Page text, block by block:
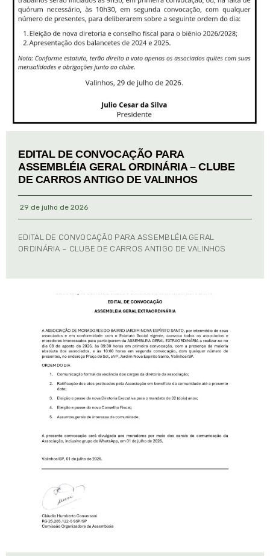
EDITAL DE CONVOCAÇÃO PARA
ASSEMBLÉIA GERAL ORDINÁRIA – CLUBE
DE CARROS ANTIGO DE VALINHOS
29 de julho de 2026
EDITAL DE CONVOCAÇÃO PARA ASSEMBLÉIA GERAL
ORDINÁRIA – CLUBE DE CARROS ANTIGO DE VALINHOS